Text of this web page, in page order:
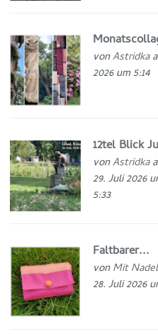
vonAstridka
2026 um 5:14
12tel Blick
vonAstridka
29. Juli 2026
5:33
Faltbarer...
vonMit
28. Juli 2026